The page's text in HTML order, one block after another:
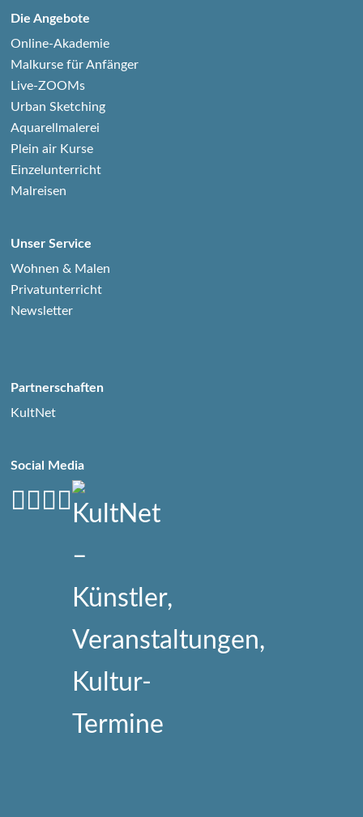
Die Angebote
Online-Akademie
Malkurse für Anfänger
Live-ZOOMs
Urban Sketching
Aquarellmalerei
Plein air Kurse
Einzelunterricht
Malreisen
Unser Service
Wohnen & Malen
Privatunterricht
Newsletter
Partnerschaften
KultNet
Social Media